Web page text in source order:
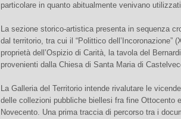
particolare in quanto abitualmente venivano
La sezione storico-artistica presenta in sequenza
dal territorio, tra cui il “Polittico dell’Incoronazione”
proprietà dell’Ospizio di Carità, la tavola del
provenienti dalla Chiesa di Santa Maria di
La Galleria del Territorio intende rivalutare le
delle collezioni pubbliche biellesi fra fine Ottocento
Novecento. Una prima traccia di percorso tra i